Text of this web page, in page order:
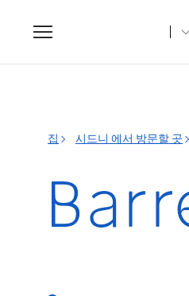
Toggle
navigation
집 시드니 에서 방문할 곳